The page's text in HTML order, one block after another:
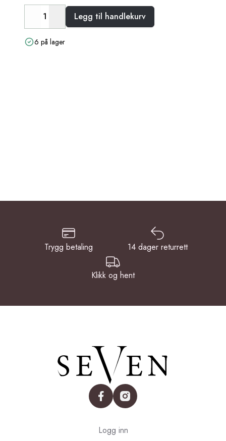
DecreaseIncreaseLegg til handlekurv
6 på lager
Trygg betaling 14 dager returrett
Klikk og hent
facebookinstagram
Logg inn